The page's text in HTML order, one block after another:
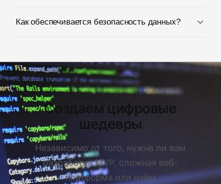
Как обеспечивается безопасность данных?
Создаем цифровые
шедевры
Независимо от того, нужна ли вам
разработка MVP, сложная веб-
платформа или найм